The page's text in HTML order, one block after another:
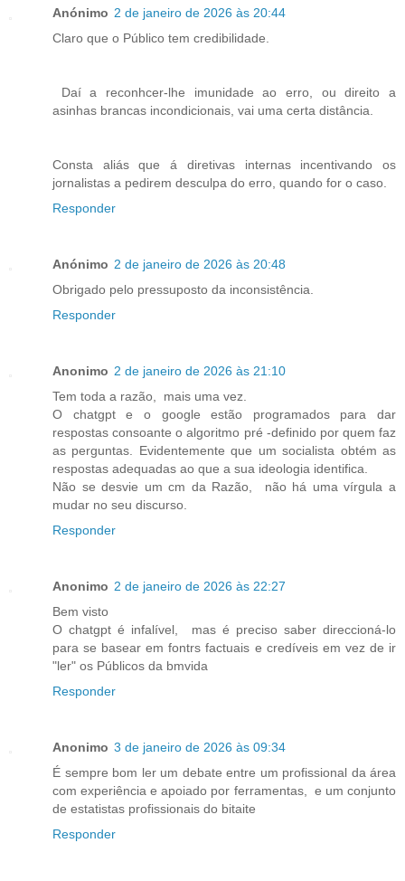
Anónimo 2 de janeiro de 2026 às 20:44
Claro que o Público tem credibilidade.
Daí a reconhcer-lhe imunidade ao erro, ou direito a
asinhas brancas incondicionais, vai uma certa distância.
Consta aliás que á diretivas internas incentivando os
jornalistas a pedirem desculpa do erro, quando for o caso.
Responder
Anónimo 2 de janeiro de 2026 às 20:48
Obrigado pelo pressuposto da inconsistência.
Responder
Anonimo 2 de janeiro de 2026 às 21:10
Tem toda a razão, mais uma vez.
O chatgpt e o google estão programados para dar
respostas consoante o algoritmo pré -definido por quem faz
as perguntas. Evidentemente que um socialista obtém as
respostas adequadas ao que a sua ideologia identifica.
Não se desvie um cm da Razão, não há uma vírgula a
mudar no seu discurso.
Responder
Anonimo 2 de janeiro de 2026 às 22:27
Bem visto
O chatgpt é infalível, mas é preciso saber direccioná-lo
para se basear em fontrs factuais e credíveis em vez de ir
"ler" os Públicos da bmvida
Responder
Anonimo 3 de janeiro de 2026 às 09:34
É sempre bom ler um debate entre um profissional da área
com experiência e apoiado por ferramentas, e um conjunto
de estatistas profissionais do bitaite
Responder